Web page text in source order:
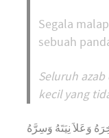
Segala
sebuah
Seluruh
kecil yang
وَعَلاَ نِيَتَهُ وَسِرَّهُ